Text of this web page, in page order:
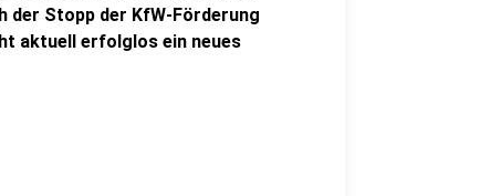
der Stopp der KfW-Förderung
aktuell erfolglos ein neues